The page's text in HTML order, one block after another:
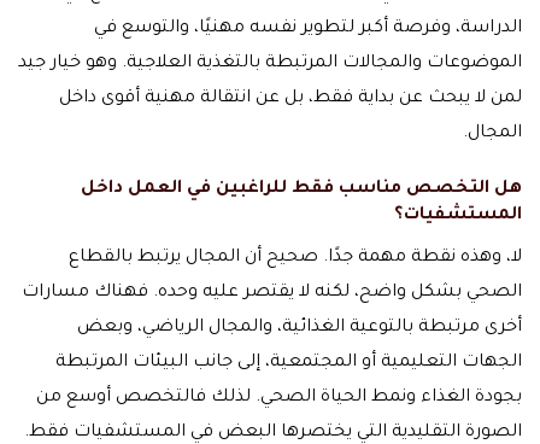
الدراسة، وفرصة أكبر لتطوير نفسه مهنيًا، والتوسع في
الموضوعات والمجالات المرتبطة بالتغذية العلاجية. وهو خيار جيد
لمن لا يبحث عن بداية فقط، بل عن انتقالة مهنية أقوى داخل
المجال.
هل التخصص مناسب فقط للراغبين في العمل داخل
المستشفيات؟
لا، وهذه نقطة مهمة جدًا. صحيح أن المجال يرتبط بالقطاع
الصحي بشكل واضح، لكنه لا يقتصر عليه وحده. فهناك مسارات
أخرى مرتبطة بالتوعية الغذائية، والمجال الرياضي، وبعض
الجهات التعليمية أو المجتمعية، إلى جانب البيئات المرتبطة
بجودة الغذاء ونمط الحياة الصحي. لذلك فالتخصص أوسع من
الصورة التقليدية التي يختصرها البعض في المستشفيات فقط.